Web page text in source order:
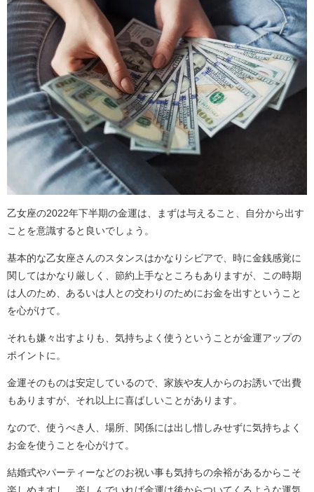
乙女座の2022年下半期の金運は、まずは与えること、自分から出す
ことを意識すると良いでしょう。
基本的な乙女座さんのスタンスはかなりシビアで、時に金銭感覚に
関してはかなり厳しく、節約上手なところもありますが、この時期
は人のため、あるいは人との交わりのためにお金を出すということ
を心がけて。
それも嫌々出すよりも、気持ちよく使うということが金運アップの
ポイントに。
金運そのものは安定しているので、家族や友人からのお誘いで出費
もありますが、それ以上に喜ばしいことがあります。
なので、使うべき人、場所、関係には出し惜しみせずに気持ちよく
お金を使うことを心がけて。
結婚式やパーティーなどのお祝い事も気持ちの余裕があるからこそ